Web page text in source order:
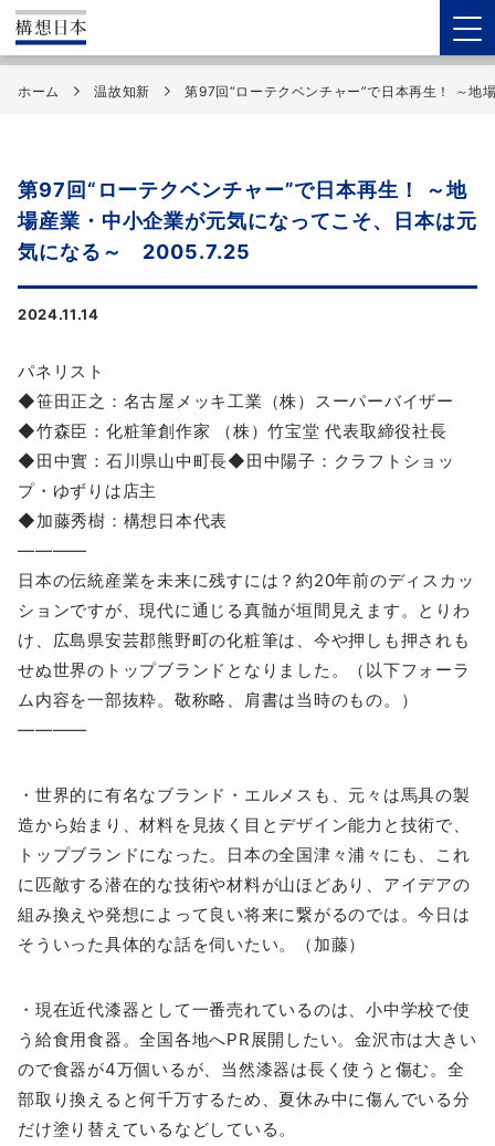
ホーム 温故知新 第97回“ローテクベンチャー”で日本再生！ ～
第97回“ローテクベンチャー”で日本再生！ ～地
場産業・中小企業が元気になってこそ、日本は元
気になる～ 2005.7.25
2024.11.14
パネリスト
◆笹田正之：名古屋メッキ工業（株）スーパーバイザー
◆竹森臣：化粧筆創作家 （株）竹宝堂 代表取締役社長
◆田中實：石川県山中町長◆田中陽子：クラフトショッ
プ・ゆずりは店主
◆加藤秀樹：構想日本代表
————
日本の伝統産業を未来に残すには？約20年前のディスカッ
ションですが、現代に通じる真髄が垣間見えます。とりわ
け、広島県安芸郡熊野町の化粧筆は、今や押しも押されも
せぬ世界のトップブランドとなりました。（以下フォーラ
ム内容を一部抜粋。敬称略、肩書は当時のもの。）
————
・世界的に有名なブランド・エルメスも、元々は馬具の製
造から始まり、材料を見抜く目とデザイン能力と技術で、
トップブランドになった。日本の全国津々浦々にも、これ
に匹敵する潜在的な技術や材料が山ほどあり、アイデアの
組み換えや発想によって良い将来に繋がるのでは。今日は
そういった具体的な話を伺いたい。（加藤）
・現在近代漆器として一番売れているのは、小中学校で使
う給食用食器。全国各地へPR展開したい。金沢市は大きい
ので食器が4万個いるが、当然漆器は長く使うと傷む。全
部取り換えると何千万するため、夏休み中に傷んでいる分
だけ塗り替えているなどしている。